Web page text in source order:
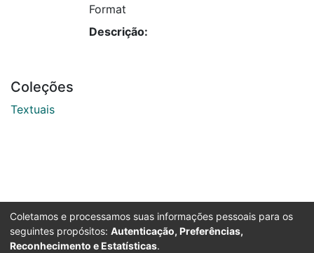
Format
Descrição:
Coleções
Textuais
Coletamos e processamos suas informações pessoais para os
seguintes propósitos: Autenticação, Preferências,
Reconhecimento e Estatísticas.